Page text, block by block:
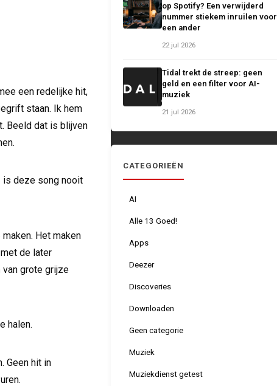
een redelijke hit,
staan. Ik hem
Beeld dat is blijven
is deze song nooit
Het maken
de later
van grote grijze
halen.
Geen hit in
op Spotify? Een verwijderd
nummer stiekem inruilen voor
een ander
22 jul 2026
Tidal trekt de streep: geen
geld en een filter voor AI-
muziek
21 jul 2026
CATEGORIEËN
AI
Alle 13 Goed!
Apps
Deezer
Discoveries
Downloaden
Geen categorie
Muziek
Muziekdienst getest